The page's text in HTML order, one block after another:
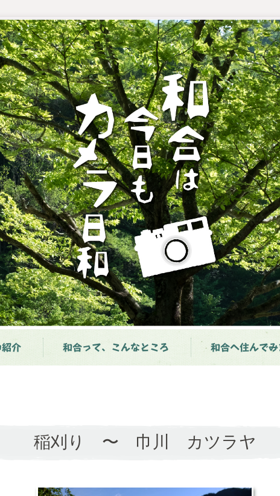
紹介 和合って、こんなところ 和合へ住んで
稲刈り 〜 巾川 カツラヤ